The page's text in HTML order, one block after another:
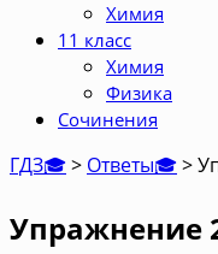
Химия
11 класс
Химия
Физика
Сочинения
ГДЗ🎓> Ответы🎓>
Упражнение